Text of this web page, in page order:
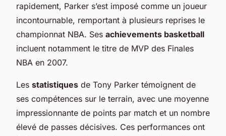
rapidement, Parker s’est imposé comme un joueur
incontournable, remportant à plusieurs reprises le
championnat NBA. Ses achievements basketball
incluent notamment le titre de MVP des Finales
NBA en 2007.
Les statistiques de Tony Parker témoignent de
ses compétences sur le terrain, avec une moyenne
impressionnante de points par match et un nombre
élevé de passes décisives. Ces performances ont